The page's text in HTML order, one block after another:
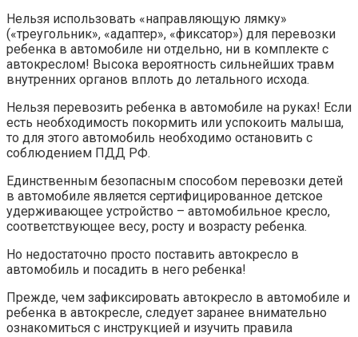
Нельзя использовать «направляющую лямку»
(«треугольник», «адаптер», «фиксатор») для перевозки
ребенка в автомобиле ни отдельно, ни в комплекте с
автокреслом! Высока вероятность сильнейших травм
внутренних органов вплоть до летального исхода.
Нельзя перевозить ребенка в автомобиле на руках! Если
есть необходимость покормить или успокоить малыша,
то для этого автомобиль необходимо остановить с
соблюдением ПДД РФ.
Единственным безопасным способом перевозки детей
в автомобиле является сертифицированное детское
удерживающее устройство – автомобильное кресло,
соответствующее весу, росту и возрасту ребенка.
Но недостаточно просто поставить автокресло в
автомобиль и посадить в него ребенка!
Прежде, чем зафиксировать автокресло в автомобиле и
ребенка в автокресле, следует заранее внимательно
ознакомиться с инструкцией и изучить правила